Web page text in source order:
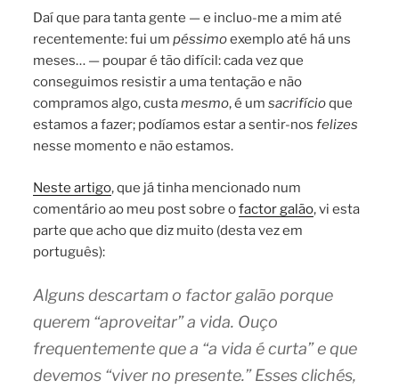
Daí que para tanta gente — e incluo-me a mim até
recentemente: fui umpéssimoexemplo até há uns
meses… — poupar é tão difícil: cada vez que
conseguimos resistir a uma tentação e não
compramos algo, custamesmo, é umsacrifícioque
estamos a fazer; podíamos estar a sentir-nosfelizes
nesse momento e não estamos.
Neste artigo, que já tinha mencionado num
comentário ao meu post sobre ofactor galão, vi esta
parte que acho que diz muito (desta vez em
português):
Alguns descartam o factor galão porque
querem “aproveitar” a vida. Ouço
frequentemente que a “a vida é curta” e que
devemos “viver no presente.” Esses clichés,